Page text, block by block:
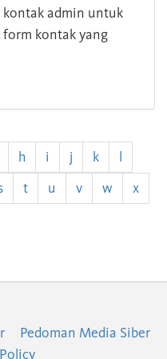
kontak admin untuk
kontak yang
h i j k
l
t u v w
x
Pedoman Media Siber